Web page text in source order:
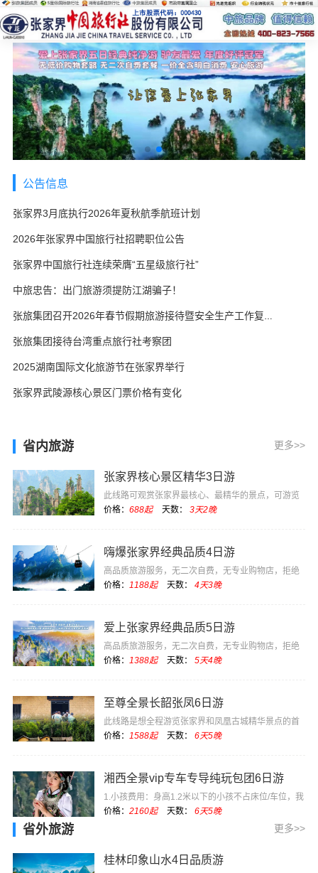
公告信息
张家界3月底执行2026年夏秋航季航班计划
2026年张家界中国旅行社招聘职位公告
张家界中国旅行社连续荣膺“五星级旅行社”
中旅忠告：出门旅游须提防江湖骗子！
张旅集团召开2026年春节假期旅游接待暨安全生产工作复盘会
张旅集团接待台湾重点旅行社考察团
2025湖南国际文化旅游节在张家界举行
张家界武陵源核心景区门票价格有变化
省内旅游 更多>>
张家界核心景区精华3日游
此线路可观赏张家界最核心、最精华的景点，可游览
电影《阿凡达》···
价格： 688起 天数： 3天2晚
嗨爆张家界经典品质4日游
高品质旅游服务，无二次自费，无专业购物店，拒绝
低价坑团
价格： 1188起 天数： 4天3晚
爱上张家界经典品质5日游
高品质旅游服务，无二次自费，无专业购物店，拒绝
低价坑团
价格： 1388起 天数： 5天4晚
至尊全景长韶张凤6日游
此线路是想全程游览张家界和凤凰古城精华景点的首
选，长沙开始长···
价格： 1588起 天数： 6天5晚
湘西全景vip专车专导纯玩包团6日游
1.小孩费用：身高1.2米以下的小孩不占床位/车位，我
社不收任何费···
价格： 2160起 天数： 6天5晚
省外旅游 更多>>
桂林印象山水4日品质游